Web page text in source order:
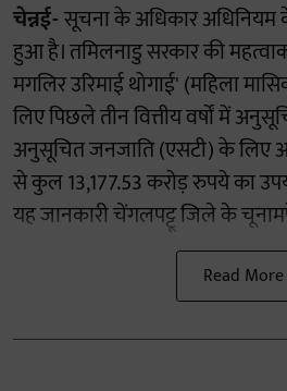
चेन्नई-सूचना के अधिकार
हुआ है। तमिलनाडु सरकार की
मगलिर उरिमाई थोगाई' (महिला
लिए पिछले तीन वित्तीय वर्षों में
अनुसूचित जनजाति (एसटी) के लिए
से कुल 13,177.53 करोड़ रुपये का
यह जानकारी चेंगलपट्टू जिले के
Read More